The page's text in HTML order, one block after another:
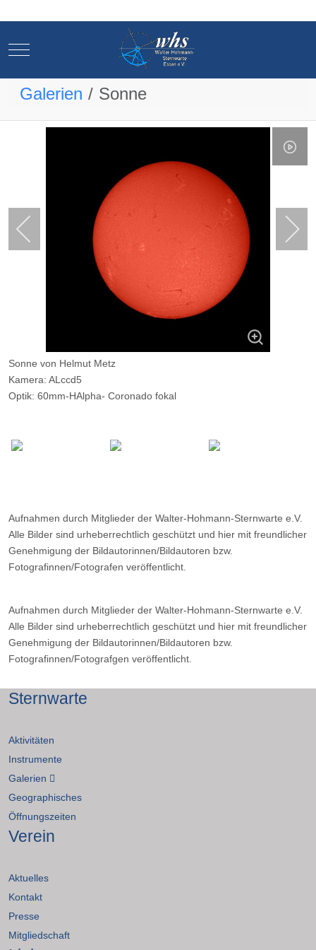
Mobile Menu Toggle
Galerien Sonne
Sonne von Helmut Metz
Kamera: ALccd5
Optik: 60mm-HAlpha- Coronado fokal
Ort: WHS-Essen
Aufnahmen durch Mitglieder der Walter-Hohmann-Sternwarte e.V.
Alle Bilder sind urheberrechtlich geschützt und hier mit freundlicher
Genehmigung der Bildautorinnen/Bildautoren bzw.
Fotografinnen/Fotografen veröffentlicht.
Aufnahmen durch Mitglieder der Walter-Hohmann-Sternwarte e.V.
Alle Bilder sind urheberrechtlich geschützt und hier mit freundlicher
Genehmigung der Bildautorinnen/Bildautoren bzw.
Fotografinnen/Fotografgen veröffentlicht.
Sternwarte
Aktivitäten
Instrumente
Galerien
Geographisches
Öffnungszeiten
Verein
Aktuelles
Kontakt
Presse
Mitgliedschaft